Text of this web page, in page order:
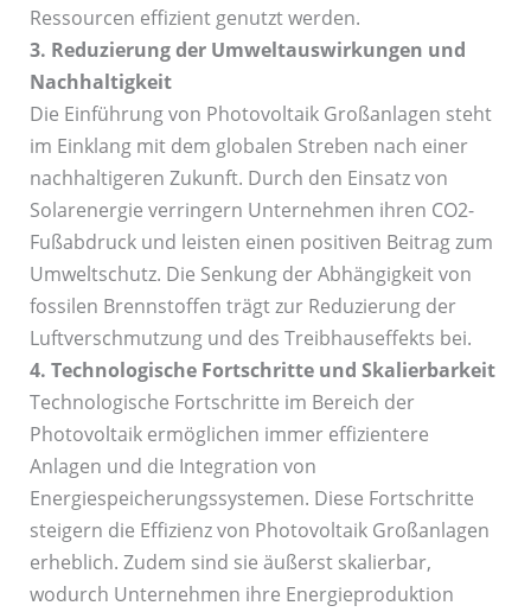
Ressourcen effizient genutzt werden.
3. Reduzierung der Umweltauswirkungen und
Nachhaltigkeit
Die Einführung von Photovoltaik Großanlagen steht
im Einklang mit dem globalen Streben nach einer
nachhaltigeren Zukunft. Durch den Einsatz von
Solarenergie verringern Unternehmen ihren CO2-
Fußabdruck und leisten einen positiven Beitrag zum
Umweltschutz. Die Senkung der Abhängigkeit von
fossilen Brennstoffen trägt zur Reduzierung der
Luftverschmutzung und des Treibhauseffekts bei.
4. Technologische Fortschritte und Skalierbarkeit
Technologische Fortschritte im Bereich der
Photovoltaik ermöglichen immer effizientere
Anlagen und die Integration von
Energiespeicherungssystemen. Diese Fortschritte
steigern die Effizienz von Photovoltaik Großanlagen
erheblich. Zudem sind sie äußerst skalierbar,
wodurch Unternehmen ihre Energieproduktion